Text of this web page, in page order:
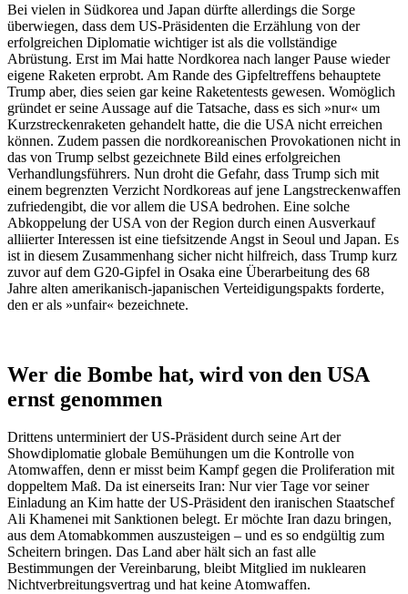
Bei vielen in Südkorea und Japan dürfte allerdings die Sorge
überwiegen, dass dem US-Präsidenten die Erzählung von der
erfolgreichen Diplomatie wichtiger ist als die vollständige
Abrüstung. Erst im Mai hatte Nordkorea nach langer Pause wieder
eigene Raketen erprobt. Am Rande des Gipfeltreffens behauptete
Trump aber, dies seien gar keine Raketentests gewesen. Womöglich
gründet er seine Aussage auf die Tatsache, dass es sich »nur« um
Kurzstreckenraketen gehandelt hatte, die die USA nicht erreichen
können. Zudem passen die nordkoreanischen Provokationen nicht in
das von Trump selbst gezeichnete Bild eines erfolgreichen
Verhandlungsführers. Nun droht die Gefahr, dass Trump sich mit
einem begrenzten Verzicht Nordkoreas auf jene Langstreckenwaffen
zufriedengibt, die vor allem die USA bedrohen. Eine solche
Abkoppelung der USA von der Region durch einen Ausverkauf
alliierter Interessen ist eine tiefsitzende Angst in Seoul und Japan. Es
ist in diesem Zusammenhang sicher nicht hilfreich, dass Trump kurz
zuvor auf dem G20-Gipfel in Osaka eine Überarbeitung des 68
Jahre alten amerikanisch-japanischen Verteidigungspakts forderte,
den er als »unfair« bezeichnete.
Wer die Bombe hat, wird von den USA
ernst genommen
Drittens unterminiert der US-Präsident durch seine Art der
Showdiplomatie globale Bemühungen um die Kontrolle von
Atomwaffen, denn er misst beim Kampf gegen die Proliferation mit
doppeltem Maß. Da ist einerseits Iran: Nur vier Tage vor seiner
Einladung an Kim hatte der US-Präsident den iranischen Staatschef
Ali Khamenei mit Sanktionen belegt. Er möchte Iran dazu bringen,
aus dem Atomabkommen auszusteigen – und es so endgültig zum
Scheitern bringen. Das Land aber hält sich an fast alle
Bestimmungen der Vereinbarung, bleibt Mitglied im nuklearen
Nichtverbreitungsvertrag und hat keine Atomwaffen.